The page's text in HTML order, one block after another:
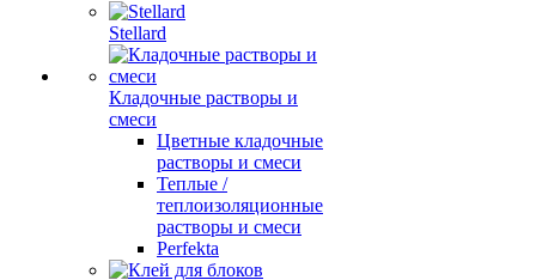
Stellard
Кладочные растворы и
смеси
Цветные кладочные
растворы и смеси
Теплые /
теплоизоляционные
растворы и смеси
Perfekta